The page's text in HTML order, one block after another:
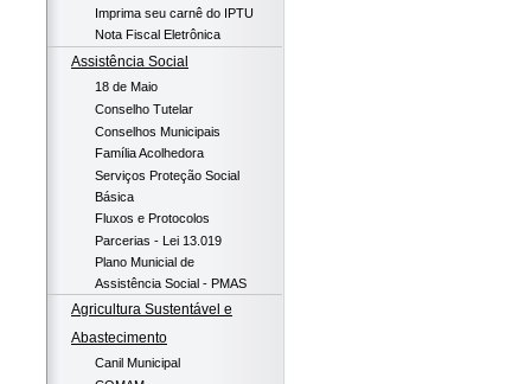
Imprima seu carnê do IPTU
Nota Fiscal Eletrônica
Assistência Social
18 de Maio
Conselho Tutelar
Conselhos Municipais
Família Acolhedora
Serviços Proteção Social
Básica
Fluxos e Protocolos
Parcerias - Lei 13.019
Plano Municial de
Assistência Social - PMAS
Agricultura Sustentável e
Abastecimento
Canil Municipal